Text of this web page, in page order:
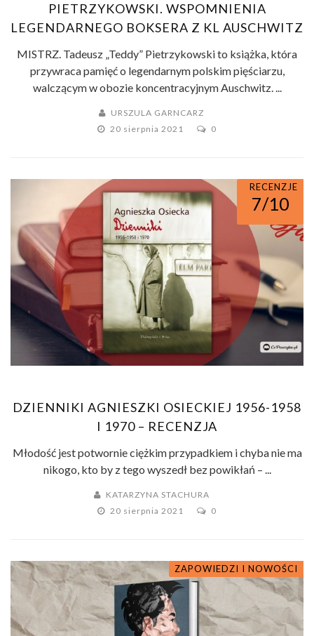
PIETRZYKOWSKI. WSPOMNIENIA
LEGENDARNEGO BOKSERA Z KL AUSCHWITZ
MISTRZ. Tadeusz „Teddy” Pietrzykowski to książka, która
przywraca pamięć o legendarnym polskim pięściarzu,
walczącym w obozie koncentracyjnym Auschwitz. ...
URSZULA GARNCARZ
20 sierpnia 2021
0
RECENZJE
7/10
DZIENNIKI AGNIESZKI OSIECKIEJ 1956-1958
I 1970 – RECENZJA
Młodość jest potwornie ciężkim przypadkiem i chyba nie ma
nikogo, kto by z tego wyszedł bez powikłań – ...
KATARZYNA STACHURA
20 sierpnia 2021
0
ZAPOWIEDZI I NOWOŚCI